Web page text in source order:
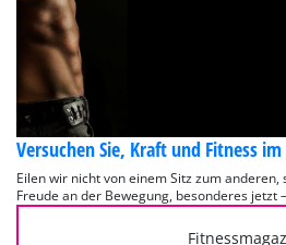
Versuchen Sie, Kraft und Fitness
Eilen wir nicht von einem Sitz zum
Freude an der Bewegung, besonderes jetzt